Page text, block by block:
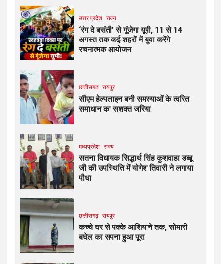
उत्तर प्रदेश राज्य
‘रंग दे बसंती’ से गूंजेगा यूपी, 11 से 14
अगस्त तक कई शहरों में युवा करेंगे
रचनात्मक आयोजन
छत्तीसगढ़ रायपुर
सीएम हेल्पलाइन बनी समस्याओं के त्वरित
समाधान का सशक्त जरिया
मध्यप्रदेश राज्य
सतना विधायक सिद्धार्थ सिंह कुशवाहा डब्बू
जी की उपस्थिति में योगेश तिवारी ने लगाया
पौधा
छत्तीसगढ़ रायपुर
कच्चे घर से पक्के आशियाने तक, सोमारी
बघेल का सपना हुआ पूरा